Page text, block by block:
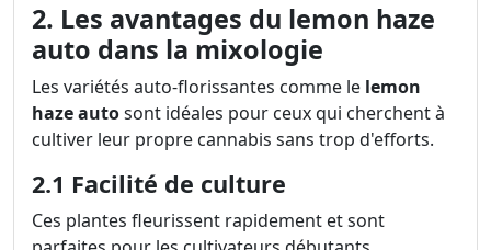
2. Les avantages du lemon haze
auto dans la mixologie
Les variétés auto-florissantes comme le lemon
haze autosont idéales pour ceux qui cherchent à
cultiver leur propre cannabis sans trop d'efforts.
2.1 Facilité de culture
Ces plantes fleurissent rapidement et sont